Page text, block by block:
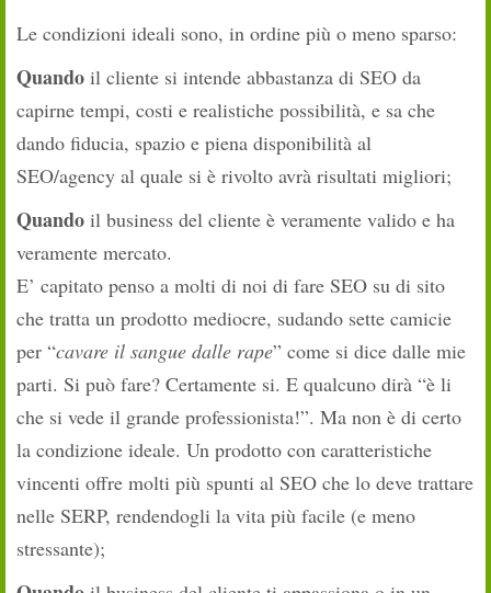
Le condizioni ideali sono, in ordine più o meno sparso:
Quando il cliente si intende abbastanza di SEO da
capirne tempi, costi e realistiche possibilità, e sa che
dando fiducia, spazio e piena disponibilità al
SEO/agency al quale si è rivolto avrà risultati migliori;
Quando il business del cliente è veramente valido e ha
veramente mercato.
E’ capitato penso a molti di noi di fare SEO su di sito
che tratta un prodotto mediocre, sudando sette camicie
per “cavare il sangue dalle rape” come si dice dalle mie
parti. Si può fare? Certamente si. E qualcuno dirà “è li
che si vede il grande professionista!”. Ma non è di certo
la condizione ideale. Un prodotto con caratteristiche
vincenti offre molti più spunti al SEO che lo deve trattare
nelle SERP, rendendogli la vita più facile (e meno
stressante);